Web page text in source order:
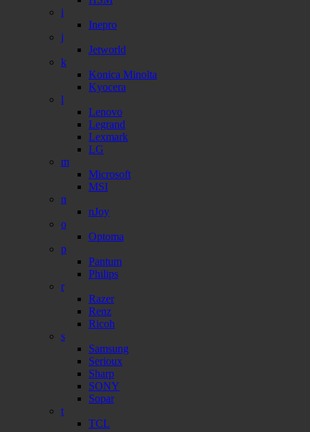
i
Inepro
j
Jetworld
k
Konica Minolta
Kyocera
l
Lenovo
Legrand
Lexmark
LG
m
Microsoft
MSI
n
nJoy
o
Optoma
p
Pantum
Philips
r
Razer
Renz
Ricoh
s
Samsung
Serioux
Sharp
SONY
Sopar
t
TCL